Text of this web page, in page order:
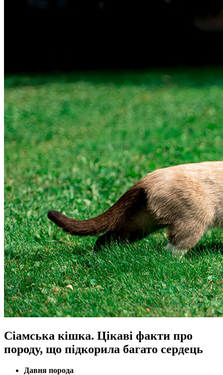
Сіамська кішка. Цікаві факти про
породу, що підкорила багато сердець
Давня порода